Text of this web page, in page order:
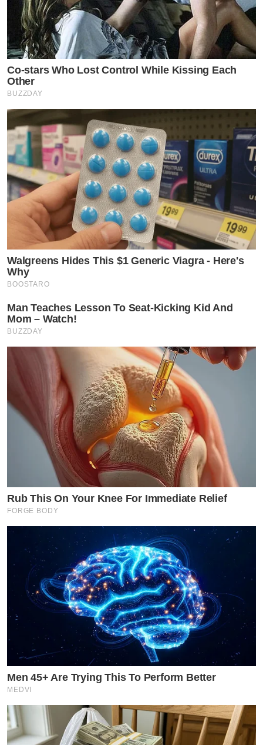
Co-stars Who Lost Control While Kissing Each
Other
BUZZDAY
Walgreens Hides This $1 Generic Viagra - Here's
Why
BOOSTARO
Man Teaches Lesson To Seat-Kicking Kid And
Mom – Watch!
BUZZDAY
Rub This On Your Knee For Immediate Relief
FORGE BODY
Men 45+ Are Trying This To Perform Better
MEDVI